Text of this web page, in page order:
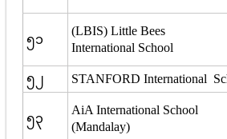
၅၁
(LBIS) Little Bees
International School
၅၂ STANFORD International
၅၃
AiA International School
(Mandalay)